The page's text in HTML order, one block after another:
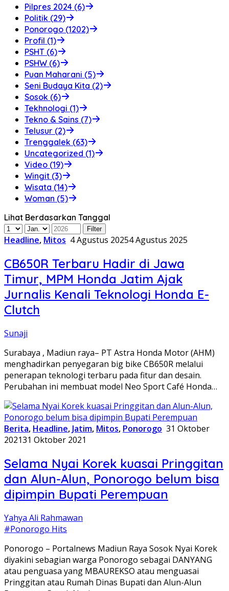
Pilpres 2024 (6)
Politik (29)
Ponorogo (1202)
Profil (1)
PSHT (6)
PSHW (6)
Puan Maharani (5)
Seni Budaya Kita (2)
Sosok (6)
Tekhnologi (1)
Tekno & Sains (7)
Telusur (2)
Trenggalek (63)
Uncategorized (1)
Video (19)
Wingit (3)
Wisata (14)
Woman (5)
Lihat Berdasarkan Tanggal
Headline, Mitos 4 Agustus 20254 Agustus 2025
CB650R Terbaru Hadir di Jawa
Timur, MPM Honda Jatim Ajak
Jurnalis Kenali Teknologi Honda E-
Clutch
Sunaji
Surabaya , Madiun raya– PT Astra Honda Motor (AHM)
menghadirkan penyegaran big bike CB650R melalui
penerapan teknologi terbaru pada fitur dan desain.
Perubahan ini membuat model Neo Sport Café Honda…
Berita, Headline, Jatim, Mitos, Ponorogo 31 Oktober
202131 Oktober 2021
Selama Nyai Korek kuasai Pringgitan
dan Alun-Alun, Ponorogo belum bisa
dipimpin Bupati Perempuan
Yahya Ali Rahmawan
#Ponorogo Hits
Ponorogo – Portalnews Madiun Raya Sosok Nyai Korek
diyakini sebagian warga Ponorogo sebagai DANYANG
atau penguasa yang MBAUREKSO atau menguasai
Pringgitan atau Rumah Dinas Bupati dan Alun-Alun